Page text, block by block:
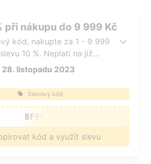
při nákupu do 9 999 Kč
kód, nakupte za 1 - 9 999
10 %. Neplatí na již
28. listopadu 2023
Slevový kód
BF9999
kód a využít slevu